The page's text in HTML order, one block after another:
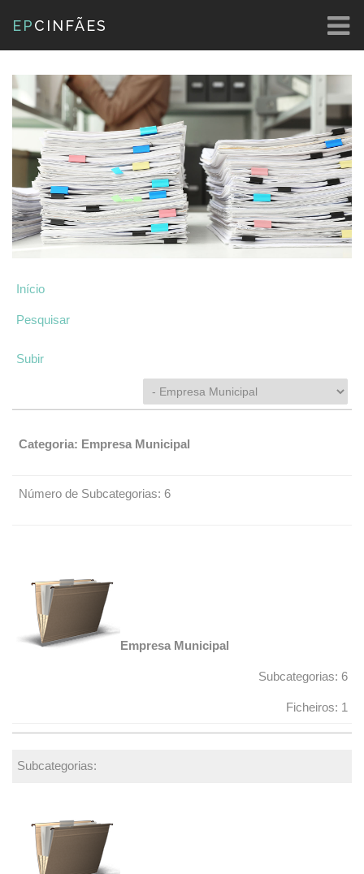
EPCINFÃES
Início
Pesquisar
Subir
Categoria: Empresa Municipal
Número de Subcategorias: 6
Empresa Municipal
Subcategorias: 6
Ficheiros: 1
Subcategorias: